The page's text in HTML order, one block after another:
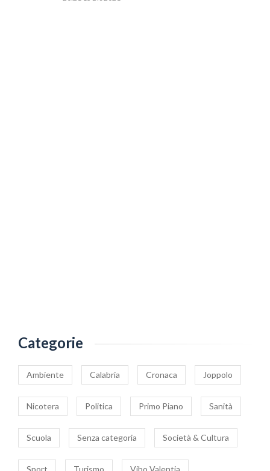
Categorie
Ambiente Calabria Cronaca Joppolo
Nicotera Politica Primo Piano Sanità
Scuola Senza categoria Società & Cultura